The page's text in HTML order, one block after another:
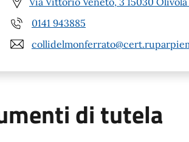
0141 943885
di tutela